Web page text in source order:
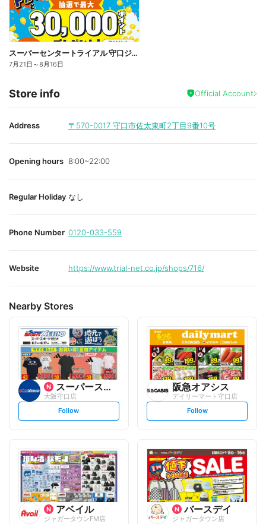
スーパーセンタートライアル 守口ジャガータウン店
7月21日 ～8月16日
Store info Official Account
Address 〒570-0017 守口市佐太東町2丁目9番10号
Opening hours 8:00~22:00
Regular Holiday なし
Phone Number 0120-033-559
Website https://www.trial-net.co.jp/shops/716/
Nearby Stores
スーパースポーツゼビオ
大阪守口店
s
t
l
o
w
Follow
阪急オアシス
デイリーマート守口店
s
t
l
o
w
Follow
アベイル
ジャガータウンFM店
バースデイ
ジャガータウン店